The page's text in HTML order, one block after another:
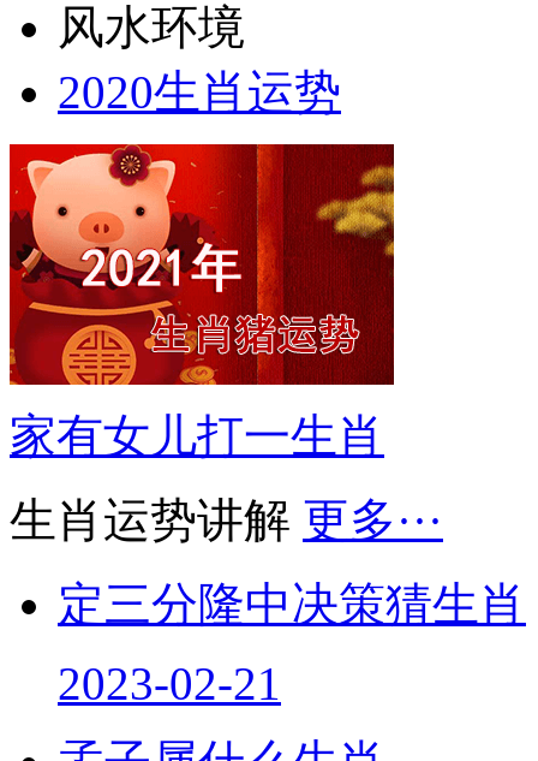
风水环境
2020生肖运势
家有女儿打一生肖
生肖运势讲解 更多···
定三分隆中决策猜生肖
2023-02-21